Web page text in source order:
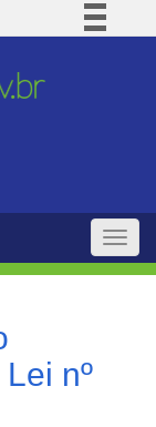
BR
Toggle
nº